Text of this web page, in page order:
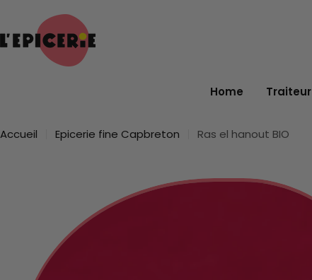
contenu
Home Traiteur
Accueil Epicerie fine Capbreton Ras el hanout BIO
informations
produit